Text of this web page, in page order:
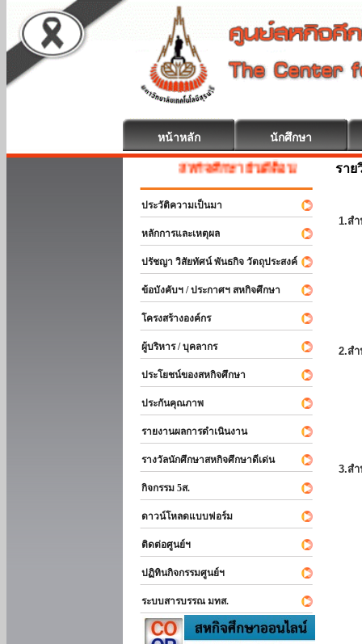
หน้าหลัก นักศึกษา
สหกิจศึกษา ยินดีต้อนรับ
ประวัติความเป็นมา
หลักการและเหตุผล
ปรัชญา วิสัยทัศน์ พันธกิจ วัตถุประสงค์
ข้อบังคับฯ / ประกาศฯ สหกิจศึกษา
โครงสร้างองค์กร
ผู้บริหาร / บุคลากร
ประโยชน์ของสหกิจศึกษา
ประกันคุณภาพ
รายงานผลการดำเนินงาน
รางวัลนักศึกษาสหกิจศึกษาดีเด่น
กิจกรรม 5ส.
ดาวน์โหลดแบบฟอร์ม
ติดต่อศูนย์ฯ
ปฏิทินกิจกรรมศูนย์ฯ
ระบบสารบรรณ มทส.
ราย
1.ส
2.ส
3.ส